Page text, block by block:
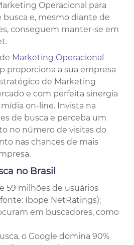
Operacional para
busca e, mesmo diante de
conseguem manter-se em
Marketing Operacional
proporciona a sua empresa
de Marketing
e com perfeita sinergia
on-line. Invista na
de busca e perceba um
no número de visitas do
nas chances de mais
no Brasil
59 milhões de usuários
Ibope NetRatings);
em buscadores, como
o Google domina 90%